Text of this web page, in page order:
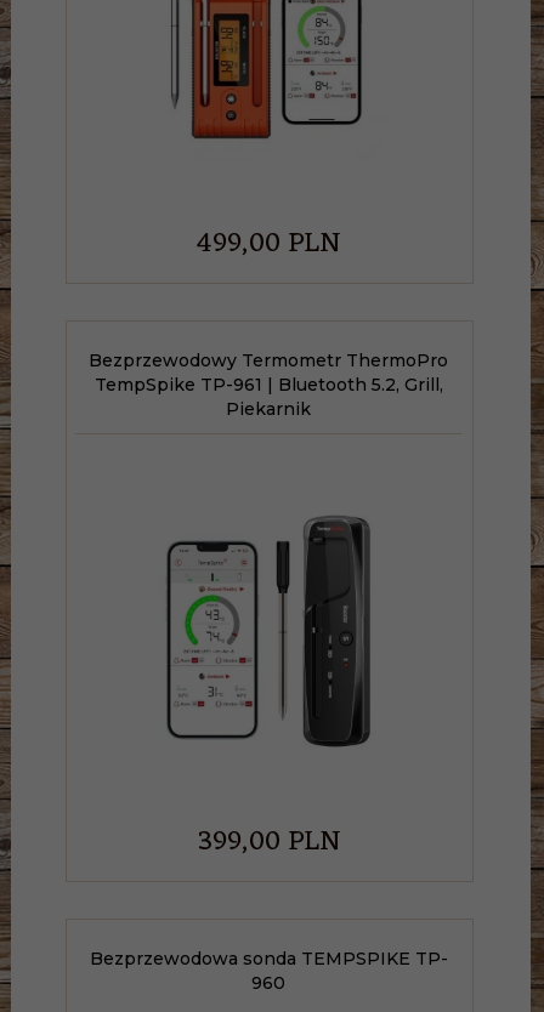
499,00PLN
Bezprzewodowy Termometr ThermoPro
TempSpike TP-961 | Bluetooth 5.2, Grill,
Piekarnik
399,00PLN
Bezprzewodowa sonda TEMPSPIKE TP-
960